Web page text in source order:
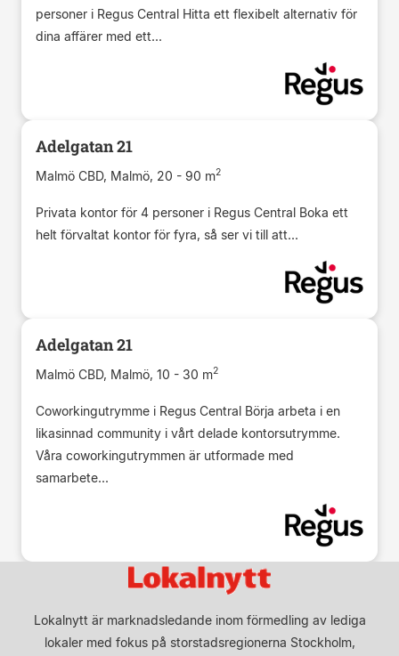
personer i Regus Central Hitta ett flexibelt alternativ för
dina affärer med ett...
Adelgatan 21
Malmö CBD, Malmö, 20 - 90 m2
Privata kontor för 4 personer i Regus Central Boka ett
helt förvaltat kontor för fyra, så ser vi till att...
Adelgatan 21
Malmö CBD, Malmö, 10 - 30 m2
Coworkingutrymme i Regus Central Börja arbeta i en
likasinnad community i vårt delade kontorsutrymme.
Våra coworkingutrymmen är utformade med
samarbete...
Lokalnytt är marknadsledande inom förmedling av lediga
lokaler med fokus på storstadsregionerna Stockholm,